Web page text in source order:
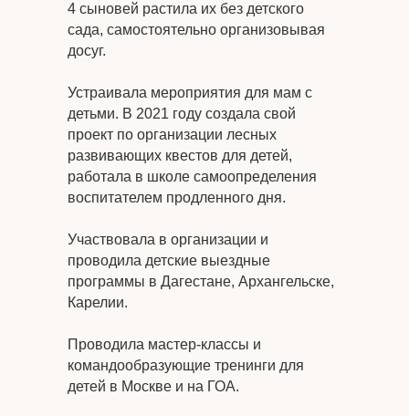
4 сыновей растила их без детского
сада, самостоятельно организовывая
досуг.
Устраивала мероприятия для мам с
детьми. В 2021 году создала свой
проект по организации лесных
развивающих квестов для детей,
работала в школе самоопределения
воспитателем продленного дня.
Участвовала в организации и
проводила детские выездные
программы в Дагестане, Архангельске,
Карелии.
Проводила мастер-классы и
командообразующие тренинги для
детей в Москве и на ГОА.